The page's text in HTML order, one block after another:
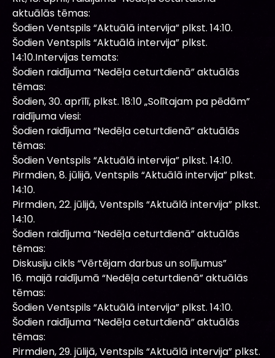
aktuālās tēmas:
Šodien Ventspils “Aktuālā intervija” plkst. 14:10.
Šodien Ventspils “Aktuālā intervija” plkst.
14:10.Intervijas temats:
Šodien raidījuma “Nedēļa ceturtdienā” aktuālās
tēmas:
Šodien, 30. aprīlī, plkst. 18:10 „Solītajam pa pēdām”
raidījuma viesi:
Šodien raidījuma “Nedēļa ceturtdienā” aktuālās
tēmas:
Šodien Ventspils “Aktuālā intervija” plkst. 14:10.
Pirmdien, 8. jūlijā, Ventspils “Aktuālā intervija” plkst.
14:10.
Pirmdien, 22. jūlijā, Ventspils “Aktuālā intervija” plkst.
14:10.
Šodien raidījuma “Nedēļa ceturtdienā” aktuālās
tēmas:
Diskusiju cikls “Vērtējam darbus un solījumus”
16. maijā raidījumā “Nedēļa ceturtdienā” aktuālās
tēmas:
Šodien Ventspils “Aktuālā intervija” plkst. 14:10.
Šodien raidījuma “Nedēļa ceturtdienā” aktuālās
tēmas:
Pirmdien, 29. jūlijā, Ventspils “Aktuālā intervija” plkst.